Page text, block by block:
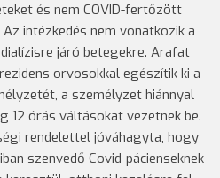
és nem COVID-fertőzött
intézkedés nem vonatkozik a
járó betegekre. Arafat
orvosokkal egészítik ki a
a személyzet hiánnyal
12 órás váltásokat vezetnek be.
rendelettel jóváhagyta, hogy
szenvedő Covid-pácienseknek